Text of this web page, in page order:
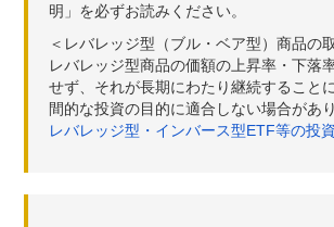
明」を必ずお読みください。
＜レバレッジ型（ブル・ベア型）商品の
レバレッジ型商品の価額の上昇率・下落
せず、それが長期にわたり継続すること
間的な投資の目的に適合しない場合があり
レバレッジ型・インバース型ETF等の投